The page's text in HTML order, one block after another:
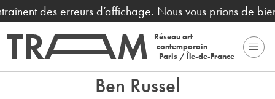
des erreurs d’affichage. Nous vous prions de
Réseau art
contemporain
Paris / Île-de-France
Ben Russel